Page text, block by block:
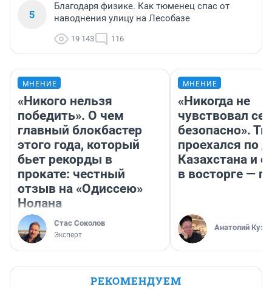
5
Благодаря физике. Как тюменец спас от
наводнения улицу на Лесобазе
19 143 116
МНЕНИЕ
«Никого нельзя
победить». О чем
главный блокбастер
этого года, который
бьет рекорды в
прокате: честный
отзыв на «Одиссею»
Нолана
Стас Соколов
Эксперт
МНЕНИЕ
«Никогда не
чувствовал
безопасно».
проехался по
Казахстана и
в восторге —
Анатолий
РЕКОМЕНДУЕМ